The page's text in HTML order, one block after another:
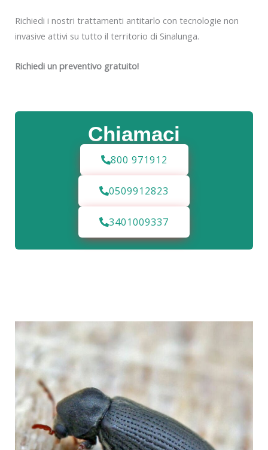
Chiamaci
800 971912
0509912823
3401009337
Richiedi i nostri trattamenti antitarlo con tecnologie non
invasive attivi su tutto il territorio di Sinalunga.
Richiedi un preventivo gratuito!